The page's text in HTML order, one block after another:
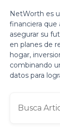
NetWorth es
financiera que
asegurar su
en planes de
hogar,
combinando
datos para